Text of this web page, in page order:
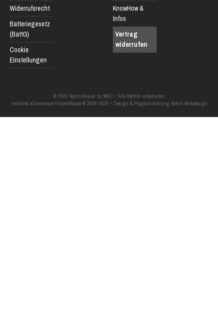
Widerrufsrecht
Batteriegesetz
(BattG)
Cookie
Einstellungen
KnowHow &
Infos
Vertrag
widerrufen
© 2026 Technikhaus by MSC • Alle Rechte vorbehalten
modified eCommerce Shopsoftware © 2009-2026 • Design & Programmierung Rehm Webdesign